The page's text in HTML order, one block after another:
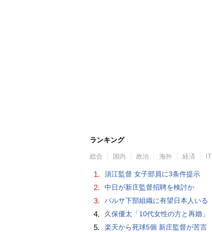
ランキング
総合 国内 政治 海外 経済 IT
1. 須江監督 女子部員に3条件提示
2. 中日が新庄監督招聘を検討か
3. バルサ下部組織に有望日本人いる
4. 久保優太「10代女性の方と再婚」
5. 楽天から死球5個 新庄監督が苦言